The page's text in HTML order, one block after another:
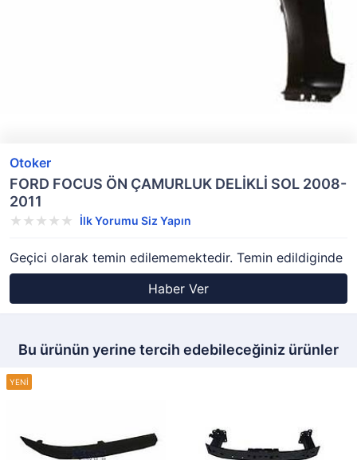
Otoker
FORD FOCUS ÖN ÇAMURLUK DELİKLİ SOL 2008-
2011
İlk Yorumu Siz Yapın
Geçici olarak temin edilememektedir. Temin edildiginde
Haber Ver
Bu ürünün yerine tercih edebileceğiniz ürünler